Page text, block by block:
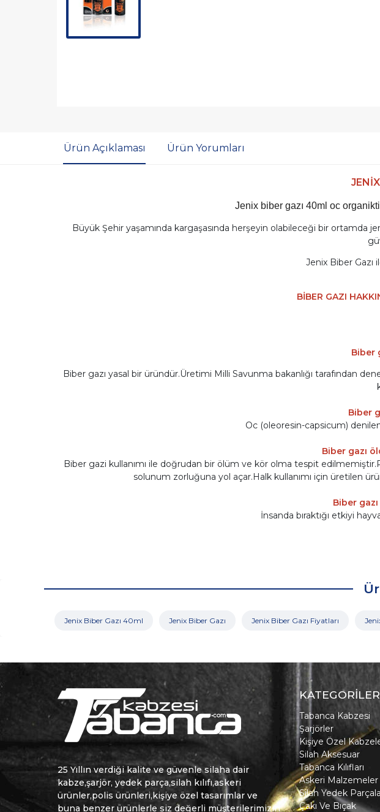
Ürün Açıklaması Ürün Yorumları
Jenix biber gazı 40ml oc
Büyük Şehir yaşamında kargaşasında herşeyin olabileceği bir ortamda
Jenix Biber Gazı
BİBER GAZI
Biber
Biber gazı yasal bir üründür.Üretimi Milli Savunma bakanlığı tarafından
Biber
Oc (oleoresin-capsicum)
Biber gazı
Biber gazi kullanımı ile doğrudan bir ölüm ve kör olma tespit
solunum zorluğuna yol açar.Halk kullanımı için üretilen
Biber
İnsanda bıraktığı etkiyi
Jenix Biber Gazı 40ml Jenix Biber Gazı Jenix Biber Gazı Fiyatları
25 Yıllın verdiği kalite ve güvenle silaha dair
kabze,şarjör, yedek parça,silah kılıfı,askeri
ürünler,polis ürünleri,kişiye özel tasarımlar ve
buna benzer ürünlerle siz değerli müşterilerimizin
KATEGORİLER
Tabanca Kabzesi
Şarjörler
Kişiye Özel
Silah Aksesuar
Tabanca Kılıfları
Askeri Malzemeler
Silah Yedek
Çakı Ve Bıçak